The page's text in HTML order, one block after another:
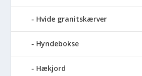
Hvide granitskærver
Hyndebokse
Hækjord